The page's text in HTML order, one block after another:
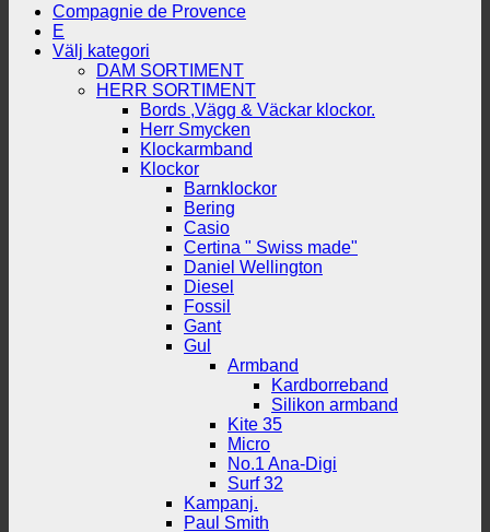
Compagnie de Provence
E
Välj kategori
DAM SORTIMENT
HERR SORTIMENT
Bords ,Vägg & Väckar klockor.
Herr Smycken
Klockarmband
Klockor
Barnklockor
Bering
Casio
Certina " Swiss made"
Daniel Wellington
Diesel
Fossil
Gant
Gul
Armband
Kardborreband
Silikon armband
Kite 35
Micro
No.1 Ana-Digi
Surf 32
Kampanj.
Paul Smith